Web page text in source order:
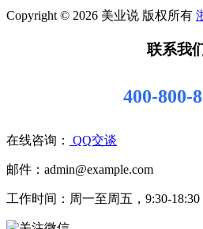
Copyright © 2026 美业说 版权所有
联系我
400-800-
在线咨询： QQ交谈
邮件：admin@example.com
工作时间：周一至周五，9:30-